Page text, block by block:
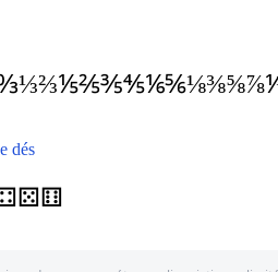
⅓⅔⅕⅖⅗⅘⅙⅚⅛⅜⅝⅞⅟
dés
⚄⚅